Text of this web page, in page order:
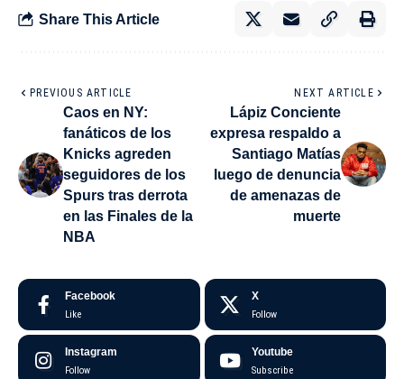
Share This Article
PREVIOUS ARTICLE
Caos en NY:
fanáticos de los
Knicks agreden
seguidores de los
Spurs tras derrota
en las Finales de la
NBA
NEXT ARTICLE
Lápiz Conciente
expresa respaldo a
Santiago Matías
luego de denuncia
de amenazas de
muerte
Facebook
Like
X
Follow
Instagram
Follow
Youtube
Subscribe